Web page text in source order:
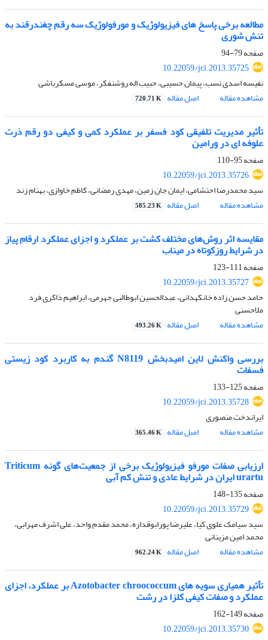
مطالعه برخی پاسخ های فیزیولوژیک و مورفولوژیک سه رقم چغندرقند به
تنش شوری
صفحه79-94
10.22059/jci.2013.35725
نفیسه اسدی نسب، پیمان حسیبی، حبیب اله روشنفکر، موسی مسکرباشی
مشاهده مقاله
اصل مقاله 720.71 K
تأثیر مدیریت تلفیقی کود فسفر بر عملکرد کمی و کیفی دو رقم ذرت
علوفه ای در ورامین
صفحه95-110
10.22059/jci.2013.35726
سید محمدرضا احتشامی، ایمان جان زمین، مهدی رمضانی، کاظم خاوازی، بهنام زند
مشاهده مقاله
اصل مقاله 585.23 K
مقایسه اثر روش‌های مختلف کشت بر عملکرد و اجزای عملکرد ارقام پیاز
در شرایط روزکوتاه در میناب
صفحه111-123
10.22059/jci.2013.35727
حامد حسن زاده خانکهدانی، عبدالحسین ابوطالبی جهرمی، ابراهیم ذاکری فرد
ملاحسنی
مشاهده مقاله
اصل مقاله 493.26 K
بررسی واکنش لاین امیدبخش N8119 گندم به کاربرد کود زیستی
فسفات
صفحه125-133
10.22059/jci.2013.35728
ایراندخت منصوری
مشاهده مقاله
اصل مقاله 365.46 K
ارزیابی صفات مورفو فیزیولوژیک برخی از جمعیت‌های گونه Triticum
urartu ایران در شرایط عادی و تنش کم آبی
صفحه135-148
10.22059/jci.2013.35729
سید سیامک علوی کیا، علیرضا پورابوقداره، محمد مقدم واحد، علی اشرف مهرابی،
محمد امین مزینانی
مشاهده مقاله
اصل مقاله 962.24 K
تأثیر همیاری سویه های Azotobacter chroococcum بر عملکرد، اجزای
عملکرد و صفات کیفی کلزا در رشت
صفحه149-162
10.22059/jci.2013.35730